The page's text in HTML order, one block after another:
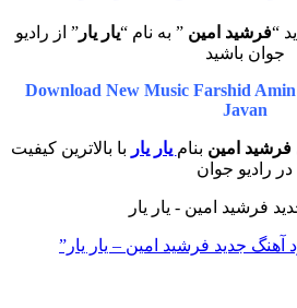
“فرشید امین ” به نام “یار یار ” از رادیو
جوان باشید
Download New Music Farshid
Javan
فرشید امین بنام یار یار با بالاترین کیفیت
در رادیو جوان
آهنگ جدید فرشید امین – یار یار”